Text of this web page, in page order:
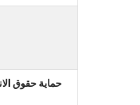
حماية حقوق